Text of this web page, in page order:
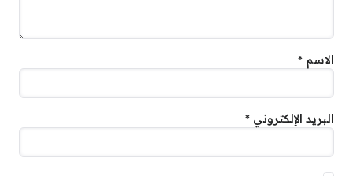
الاسم *
البريد الإلكتروني *